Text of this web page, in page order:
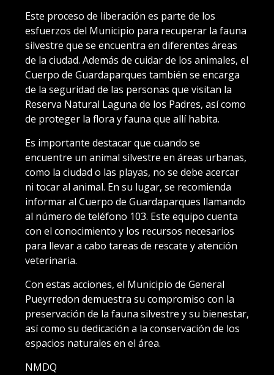
Este proceso de liberación es parte de los
esfuerzos del Municipio para recuperar la fauna
silvestre que se encuentra en diferentes áreas
de la ciudad. Además de cuidar de los animales, el
Cuerpo de Guardaparques también se encarga
de la seguridad de las personas que visitan la
Reserva Natural Laguna de los Padres, así como
de proteger la flora y fauna que allí habita.
Es importante destacar que cuando se
encuentre un animal silvestre en áreas urbanas,
como la ciudad o las playas, no se debe acercar
ni tocar al animal. En su lugar, se recomienda
informar al Cuerpo de Guardaparques llamando
al número de teléfono 103. Este equipo cuenta
con el conocimiento y los recursos necesarios
para llevar a cabo tareas de rescate y atención
veterinaria.
Con estas acciones, el Municipio de General
Pueyrredon demuestra su compromiso con la
preservación de la fauna silvestre y su bienestar,
así como su dedicación a la conservación de los
espacios naturales en el área.
NMDQ